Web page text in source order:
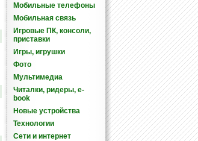
Мобильные телефоны
Мобильная связь
Игровые ПК, консоли,
приставки
Игры, игрушки
Фото
Мультимедиа
Читалки, ридеры, e-
book
Новые устройства
Технологии
Сети и интернет